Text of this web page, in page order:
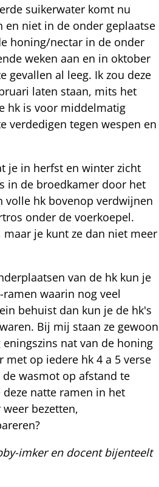
suikerwater komt nu
en niet in de onder geplaatse
honing/nectar in de onder
weken aan en in oktober
gevallen al leeg. Ik zou deze
laten staan, mits het
hk is voor middelmatig
verdedigen tegen wespen en
je in herfst en winter zicht
in de broedkamer door het
volle hk bovenop verdwijnen
onder de voerkoepel.
je kunt ze dan niet meer
van de hk kun je
waarin nog veel
behuist dan kun je de hk's
Bij mij staan ze gewoon
nat van de honing
met op iedere hk 4 a 5 verse
wasmot op afstand te
natte ramen in het
bezetten,
imker en docent bijenteelt